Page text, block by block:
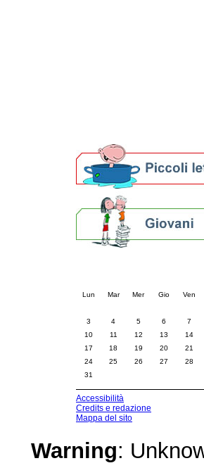
Lun Mar Mer Gio Ven
3
4 5 6 7
10
11 12 13 14
17
18 19 20 21
24
25 26 27 28
31
Accessibilità
Credits e redazione
Mappa del sito
Warning: